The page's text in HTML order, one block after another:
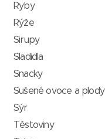
Ryby
Rýže
Sirupy
Sladidla
Snacky
Sušené ovoce a plody
Sýr
Těstoviny